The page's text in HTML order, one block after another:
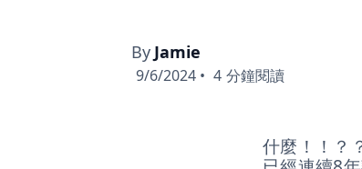
By Jamie
9/6/2024 • 4 分鐘閱讀
什麼！！？